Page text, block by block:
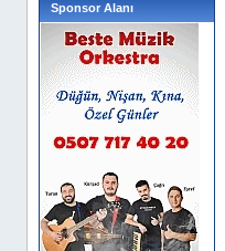
Sponsor Alanı